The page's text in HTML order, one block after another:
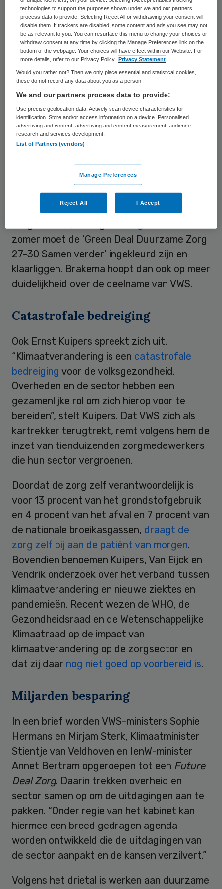
voormalig VWS-staatssecretaris Karremans
dat het ministerie zich terugtrekt als
kartrekker. “Vanaf 2027 moet de sector
zelf het voortouw nemen in de
verduurzamingsopgave”, aldus Karremans.
VWS stopt met het voorzitterschap en het
secretariaat.
Vervolg
Maar of het nu wel of niet met VWS is, de
vierde Green Deal komt eraan. “Het merk,
de doelen en het bureau blijven in de lucht”,
vertelde Evelyn Brakema, huisarts,
onderzoeker en voorzitter van de Groene
zomer moet de ‘Green Deal Duurzame Zorg
27-30 Samen verder’ ingekleurd zijn en
klaarliggen. Brakema hoopt dan ook op meer
duidelijkheid over de deelname van VWS.
Catastrofale bedreiging
Ook Ernst Kuipers spreekt zich uit.
“Klimaatverandering is een catastrofale
bedreiging voor de volksgezondheid.
Overheden en de sector hebben een
gezamenlijke rol om zich hierop voor te
bereiden”, stelt Kuipers. Dat VWS zich als
kartrekker terugtrekt, remt volgens hem de
inzet van tienduizenden zorgmedewerkers
die hun sector vergroenen.
Doordat de zorg zelf verantwoordelijk is
voor 13 procent van het grondstofgebruik
en 4 procent van het afval en 7 procent van
de nationale broeikasgassen, draagt de
zorg zelf bij aan de patiënt van morgen.
Bovendien benoemen Kuipers, Van Eijck en
Vendrik onderzoek over het verband tussen
klimaatverandering en nieuwe ziektes en
pandemieën. Recent wezen de WHO, de
Gezondheidsraad en de Wetenschappelijke
Klimaatraad op de impact van
klimaatverandering op de zorgsector en
dat zij daar nog niet goed op voorbereid is.
Miljarden besparing
In een brief worden VWS-ministers Sophie
Hermans en Mirjam Sterk, Klimaatminister
Stientje van Veldhoven en IenW-minister
Annet Bertram opgeroepen tot een Future
Deal Zorg. Daarin trekken overheid en
sector samen op om de uitdagingen aan te
pakken. “Onder regie van het kabinet kan
hiermee een breed gedragen agenda
worden ontwikkeld die de uitdagingen van
de sector aanpakt en de kansen verzilvert.”
Volgens het drietal is werken aan duurzame
technologies to support the purposes shown under we and our partners
process data to provide. Selecting Reject All or withdrawing your consent will
disable them. If trackers are disabled, some content and ads you see may not
be as relevant to you. You can resurface this menu to change your choices or
withdraw consent at any time by clicking the Manage Preferences link on the
bottom of the webpage. Your choices will have effect within our Website. For
more details, refer to our Privacy Policy.
Privacy Statement
Would you rather not? Then we only place essential and statistical cookies,
these do not record any data about you as a person
We and our partners process data to provide:
Use precise geolocation data. Actively scan device characteristics for
identification. Store and/or access information on a device. Personalised
advertising and content, advertising and content measurement, audience
research and services development.
List of Partners (vendors)
Manage Preferences
Reject All I Accept